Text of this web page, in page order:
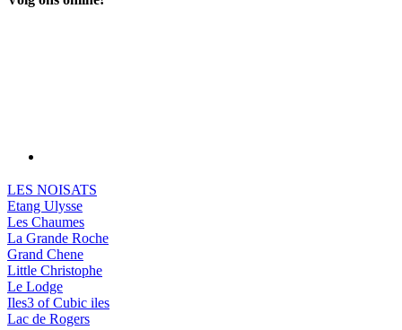
LES NOISATS
Etang Ulysse
Les Chaumes
La Grande Roche
Grand Chene
Little Christophe
Le Lodge
Iles3 of Cubic iles
Lac de Rogers